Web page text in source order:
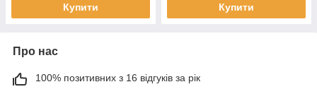
Купити Купити
Про нас
100% позитивних з 16 відгуків за рік